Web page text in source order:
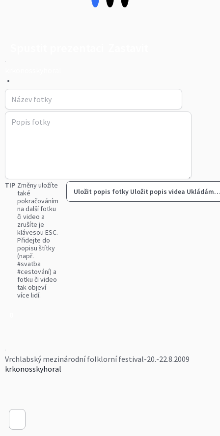
•
TIP Změny uložíte
také
pokračováním
na další fotku
či video a
zrušíte je
klávesou ESC.
Přidejte do
popisu štítky
(např.
#svatba
#cestování) a
fotku či video
tak objeví
více lidí.
Uložit popis fotky Uložit popis videa
Vrchlabský mezinárodní folklorní festival-20.-22.8.2009
krkonosskyhoral